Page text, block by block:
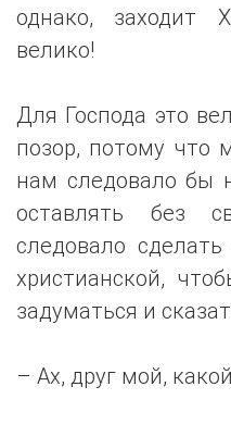
однако, заходит
велико!
Для Господа это
позор, потому что
нам следовало бы
оставлять без
следовало
христианской,
задуматься и
– Ах, друг мой,